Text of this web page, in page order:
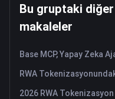
Bu gruptaki diğer
makaleler